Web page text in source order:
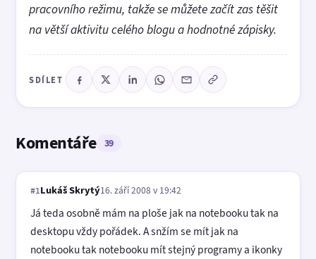
pracovního režimu, takže se můžete začít zas těšit
na větší aktivitu celého blogu a hodnotné zápisky.
SDÍLET
Komentáře 39
#1Lukáš Skrytý16. září 2008 v 19:42
Já teda osobně mám na ploše jak na notebooku tak na
desktopu vždy pořádek. A snžím se mít jak na
notebooku tak notebooku mít stejný programy a ikonky